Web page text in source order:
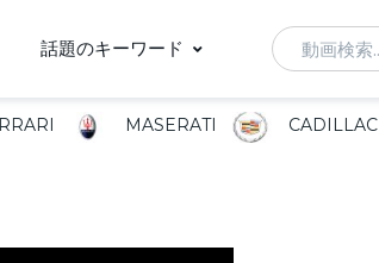
話題のキーワード Search
MASERATI CADILLAC